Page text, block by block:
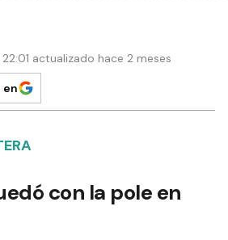
actualizado hace 2 meses
en
con la pole en